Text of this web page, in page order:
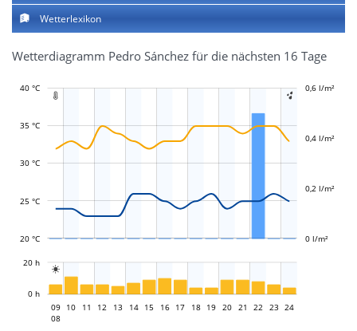
Wetterlexikon
Wetterdiagramm Pedro Sánchez für die nächsten 16 Tage
 
20 °C
40 °C
30 °C
35 °C
25 °C
-0,2 l/m²
-0,1 l/m²
0 l/m²
0,1 l/m²
0,2 l/m²
0,3 l/m²
0,4 l/m²
0,8 l/m²
0,6 l/m²
-0,4 l/m²

0 h
20 h
09
09
08
10 11 12 13 14 15 16 17 18 19 20 21 22 23 24